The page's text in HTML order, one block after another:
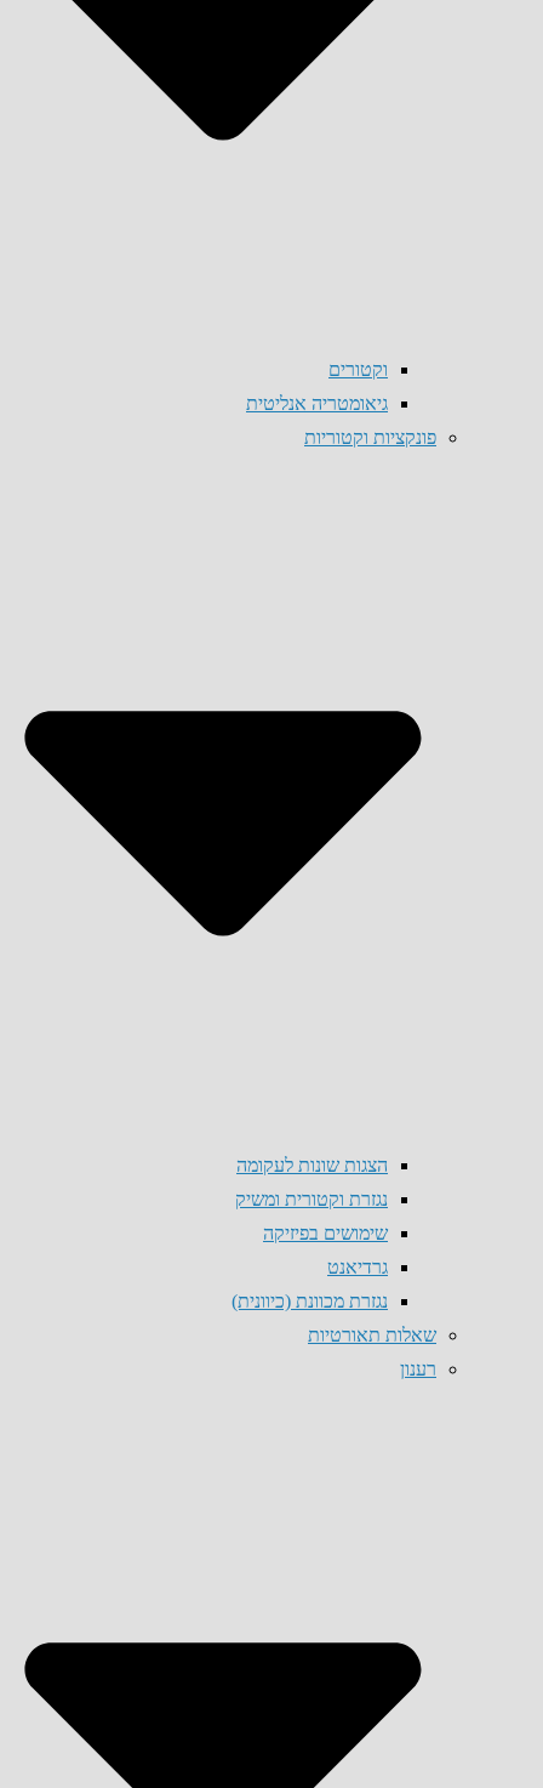
וקטורים
גיאומטריה אנליטית
פונקציות וקטוריות
הצגות שונות לעקומה
נגזרת וקטורית ומשיק
שימושים בפיזיקה
גרדיאנט
נגזרת מכוונת (כיוונית)
שאלות תאורטיות
רענון